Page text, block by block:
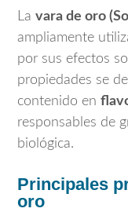
La vara de oro
ampliamente
por sus efectos
propiedades se
contenido en
responsables de
biológica.
Principales
oro